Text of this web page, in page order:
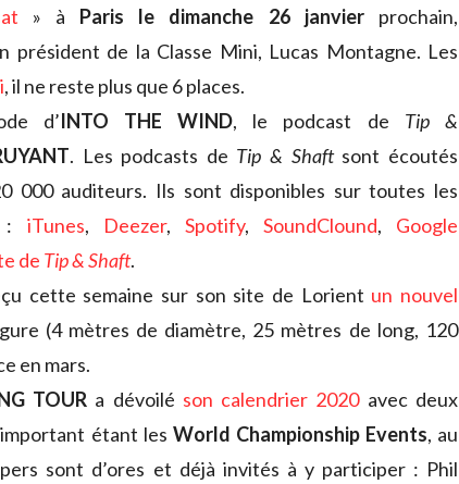
» à Paris le dimanche 26 janvierprochain,
président de la Classe Mini, Lucas Montagne. Les
, il ne reste plus que 6 places.
d’INTO THE WIND, le podcast de Tip &
. Les podcasts de Tip & Shaftsont écoutés
000 auditeurs. Ils sont disponibles sur toutes les
: iTunes, Deezer, Spotify, SoundClound, Google
de Tip & Shaft.
cette semaine sur son site de Lorient un nouvel
(4 mètres de diamètre, 25 mètres de long, 120
en mars.
TOUR a dévoilé son calendrier 2020avec deux
étant les World Championship Events, au
sont d’ores et déjà invités à y participer : Phil